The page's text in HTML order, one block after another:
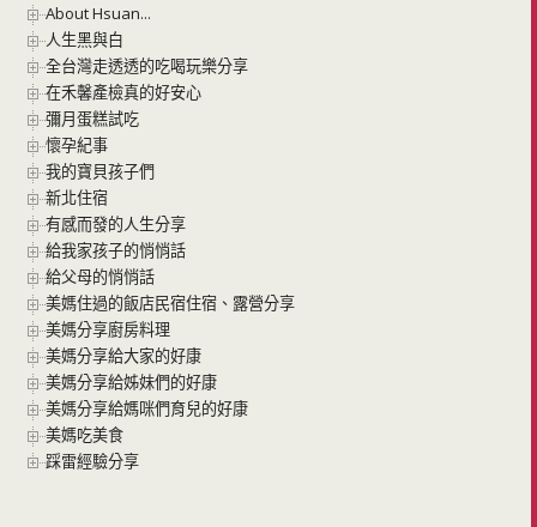
About Hsuan...
人生黑與白
全台灣走透透的吃喝玩樂分享
在禾馨產檢真的好安心
彌月蛋糕試吃
懷孕紀事
我的寶貝孩子們
新北住宿
有感而發的人生分享
給我家孩子的悄悄話
給父母的悄悄話
美媽住過的飯店民宿住宿、露營分享
美媽分享廚房料理
美媽分享給大家的好康
美媽分享給姊妹們的好康
美媽分享給媽咪們育兒的好康
美媽吃美食
踩雷經驗分享